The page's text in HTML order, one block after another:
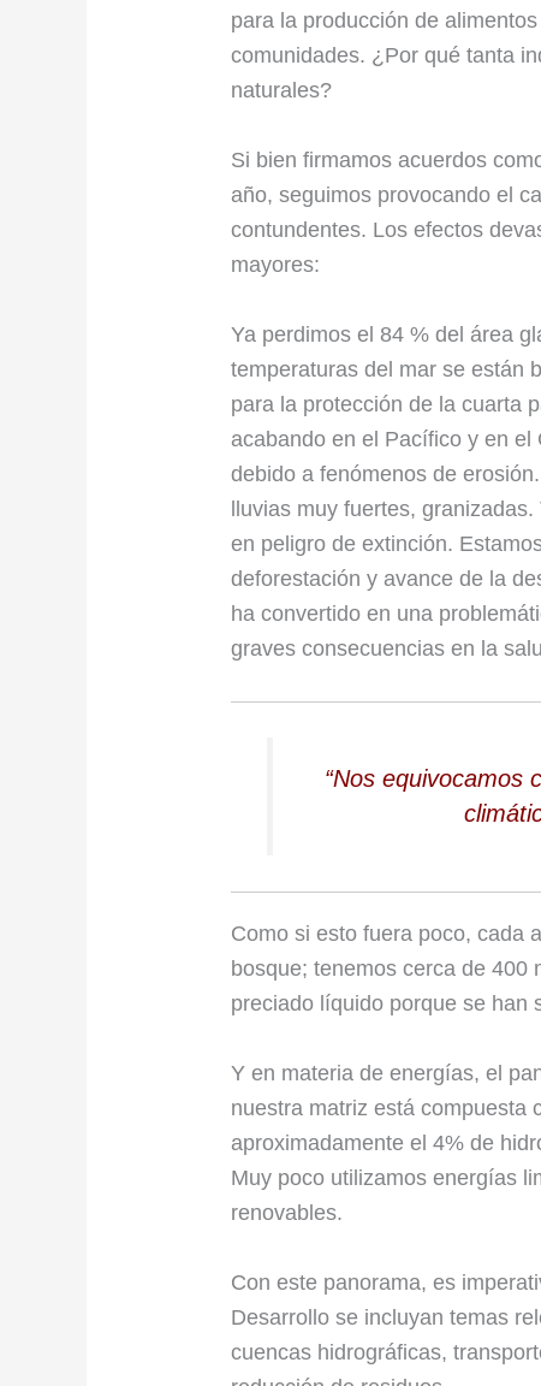
para la producción de
comunidades. ¿Por qué tanta
naturales?
Si bien firmamos acuerdos
año, seguimos provocando el
contundentes. Los efectos
mayores:
Ya perdimos el 84 % del área
temperaturas del mar se están
para la protección de la cuarta
acabando en el Pacífico y en
debido a fenómenos de
lluvias muy fuertes,
en peligro de extinción.
deforestación y avance de la
ha convertido en una
graves consecuencias en la
“Nos equivocamos
Como si esto fuera poco, cada
bosque; tenemos cerca de 400
preciado líquido porque se han
Y en materia de energías, el
nuestra matriz está compuesta
aproximadamente el 4% de
Muy poco utilizamos energías
renovables.
Con este panorama, es
Desarrollo se incluyan temas
cuencas hidrográficas,